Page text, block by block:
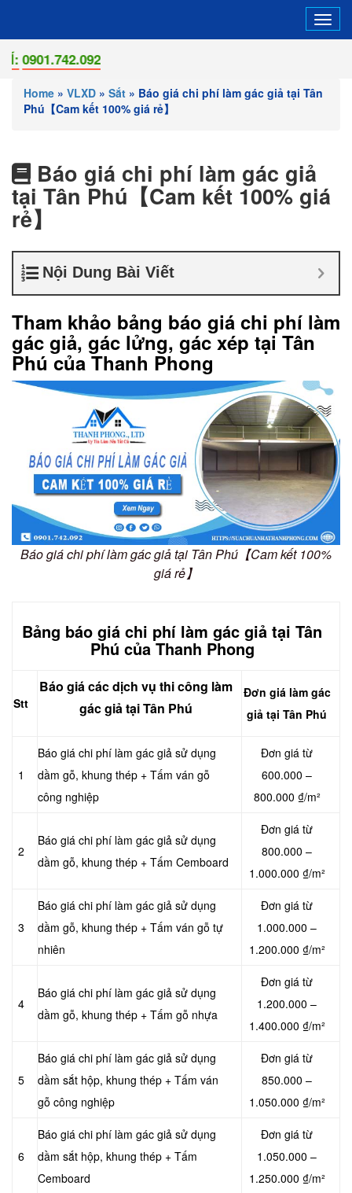
Home » VLXD » Sắt » Báo giá chi phí làm gác giả tại Tân
Phú【Cam kết 100% giá rẻ】
Báo giá chi phí làm gác giả
tại Tân Phú【Cam kết 100% giá
rẻ】
Nội Dung Bài Viết
Tham khảo bảng báo giá chi phí làm
gác giả, gác lửng, gác xép tại Tân
Phú của Thanh Phong
Báo giá chi phí làm gác giả tại Tân Phú【Cam kết 100%
giá rẻ】
Bảng báo giá chi phí làm gác giả tại Tân
Phú của Thanh Phong
Stt
Báo giá các dịch vụ thi công làm
gácgiả tại Tân Phú
Đơn giá làm gác
giả tại Tân Phú
1
Báo giá chi phí làm gác giả sử dụng
dầm gỗ, khung thép + Tấm ván gỗ
công nghiệp
Đơn giá từ
600.000 –
800.000 ₫/m²
2
Báo giá chi phí làm gác giả sử dụng
dầm gỗ, khung thép + Tấm Cemboard
Đơn giá từ
800.000 –
1.000.000 ₫/m²
3
Báo giá chi phí làm gác giả sử dụng
dầm gỗ, khung thép + Tấm ván gỗ tự
nhiên
Đơn giá từ
1.000.000 –
1.200.000 ₫/m²
4
Báo giá chi phí làm gác giả sử dụng
dầm gỗ, khung thép + Tấm gỗ nhựa
Đơn giá từ
1.200.000 –
1.400.000 ₫/m²
5
Báo giá chi phí làm gác giả sử dụng
dầm sắt hộp, khung thép + Tấm ván
gỗ công nghiệp
Đơn giá từ
850.000 –
1.050.000 ₫/m²
6
Báo giá chi phí làm gác giả sử dụng
dầm sắt hộp, khung thép + Tấm
Cemboard
Đơn giá từ
1.050.000 –
1.250.000 ₫/m²